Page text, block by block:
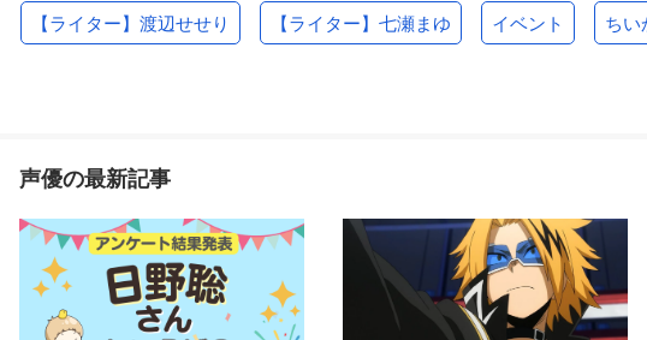
【ライター】渡辺せせり 【ライター】七瀬まゆ イベント ちい
声優の最新記事